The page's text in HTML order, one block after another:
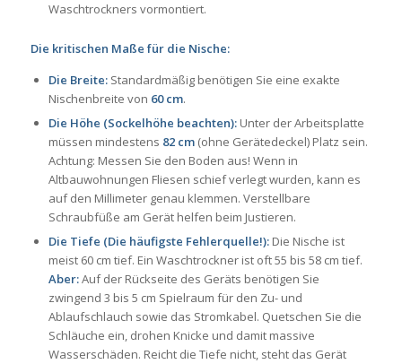
Waschtrockners vormontiert.
Die kritischen Maße für die Nische:
Die Breite:Standardmäßig benötigen Sie eine exakte
Nischenbreite von 60 cm.
Die Höhe (Sockelhöhe beachten):Unter der Arbeitsplatte
müssen mindestens 82 cm(ohne Gerätedeckel) Platz sein.
Achtung: Messen Sie den Boden aus! Wenn in
Altbauwohnungen Fliesen schief verlegt wurden, kann es
auf den Millimeter genau klemmen. Verstellbare
Schraubfüße am Gerät helfen beim Justieren.
Die Tiefe (Die häufigste Fehlerquelle!):Die Nische ist
meist 60 cm tief. Ein Waschtrockner ist oft 55 bis 58 cm tief.
Aber:Auf der Rückseite des Geräts benötigen Sie
zwingend 3 bis 5 cm Spielraum für den Zu- und
Ablaufschlauch sowie das Stromkabel. Quetschen Sie die
Schläuche ein, drohen Knicke und damit massive
Wasserschäden. Reicht die Tiefe nicht, steht das Gerät